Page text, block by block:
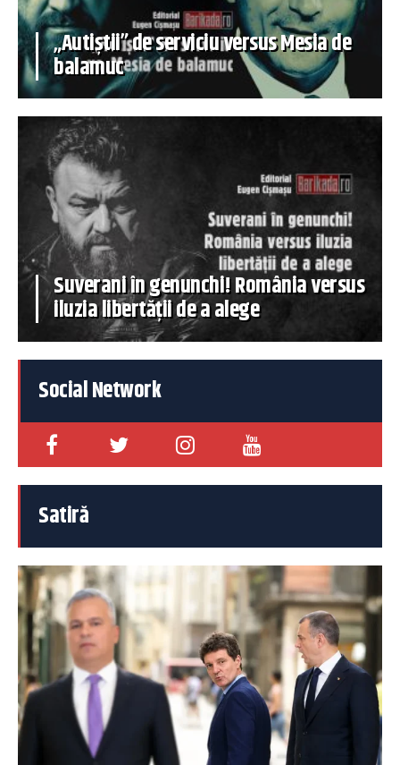
„Autiștii” de serviciu versus Mesia de
balamuc
Suverani în genunchi! România versus
iluzia libertății de a alege
Social Network
Satiră